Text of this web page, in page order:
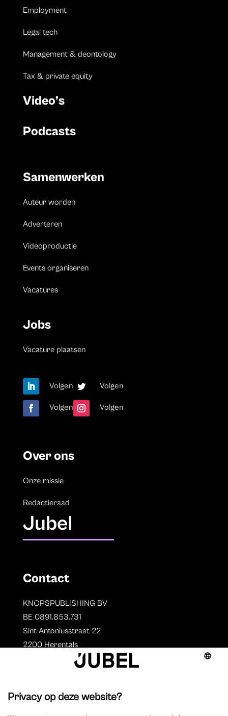
Employment
Legal tech
Management & deontology
Tax & private equity
Video’s
Podcasts
Samenwerken
Auteur worden
Adverteren
Videoproductie
Events organiseren
Vacatures
Jobs
Vacature plaatsen
Volgen Volgen
Volgen Volgen
Over ons
Onze missie
Redactieraad
Jubel
Contact
KNOPSPUBLISHING BV
BE 0891.853.731
Sint-Antoniusstraat 22
2200 Herentals
Auteurs